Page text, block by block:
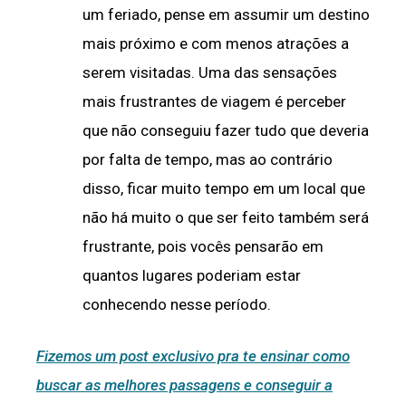
um feriado, pense em assumir um destino
mais próximo e com menos atrações a
serem visitadas. Uma das sensações
mais frustrantes de viagem é perceber
que não conseguiu fazer tudo que deveria
por falta de tempo, mas ao contrário
disso, ficar muito tempo em um local que
não há muito o que ser feito também será
frustrante, pois vocês pensarão em
quantos lugares poderiam estar
conhecendo nesse período.
Fizemos um post exclusivo pra te ensinar como
buscar as melhores passagens e conseguir a